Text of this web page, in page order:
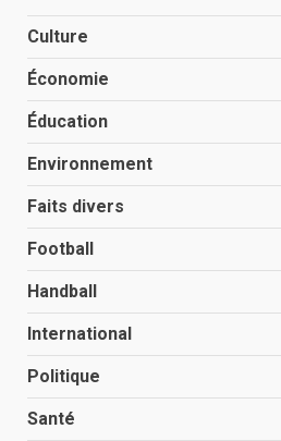
Culture
Économie
Éducation
Environnement
Faits divers
Football
Handball
International
Politique
Santé